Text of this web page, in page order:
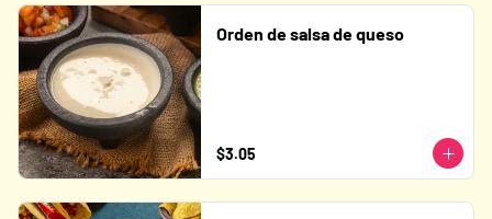
Orden de salsa de queso
$3.05